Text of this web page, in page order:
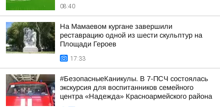
08:40
На Мамаевом кургане завершили
реставрацию одной из шести скульптур на
Площади Героев
17:33
#БезопасныеКаникулы. В 7-ПСЧ состоялась
экскурсия для воспитанников семейного
центра «Надежда» Красноармейского района